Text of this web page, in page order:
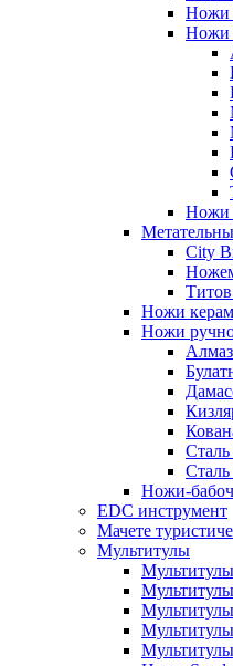
Ножи
Ножи
Ножи
City
Ножи
Ножи
Сталь
Ножи-
EDC инструмент
Мачете
Мультитулы